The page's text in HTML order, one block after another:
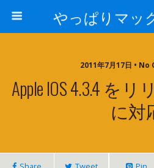
やっぱりマッ
2011年7月17日 •
Apple IOS 4.3.4 をリ
に対